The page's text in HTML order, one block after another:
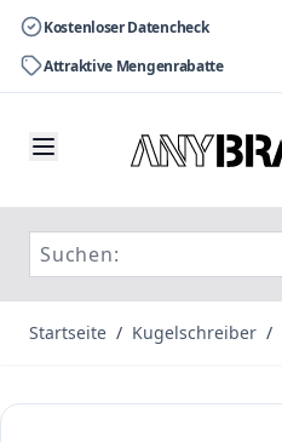
Kostenloser Datencheck
Attraktive Mengenrabatte
Startseite / Kugelschreiber /